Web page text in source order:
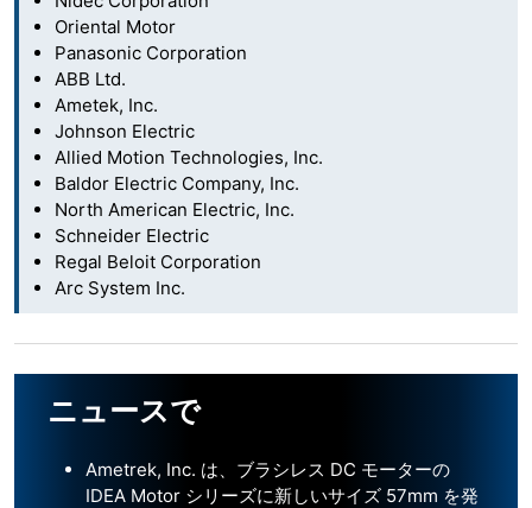
Oriental Motor
Panasonic Corporation
ABB Ltd.
Ametek, Inc.
Johnson Electric
Allied Motion Technologies, Inc.
Baldor Electric Company, Inc.
North American Electric, Inc.
Schneider Electric
Regal Beloit Corporation
Arc System Inc.
ニュースで
Ametrek, Inc. は、ブラシレス DC モーターの
IDEA Motor シリーズに新しいサイズ 57mm を発